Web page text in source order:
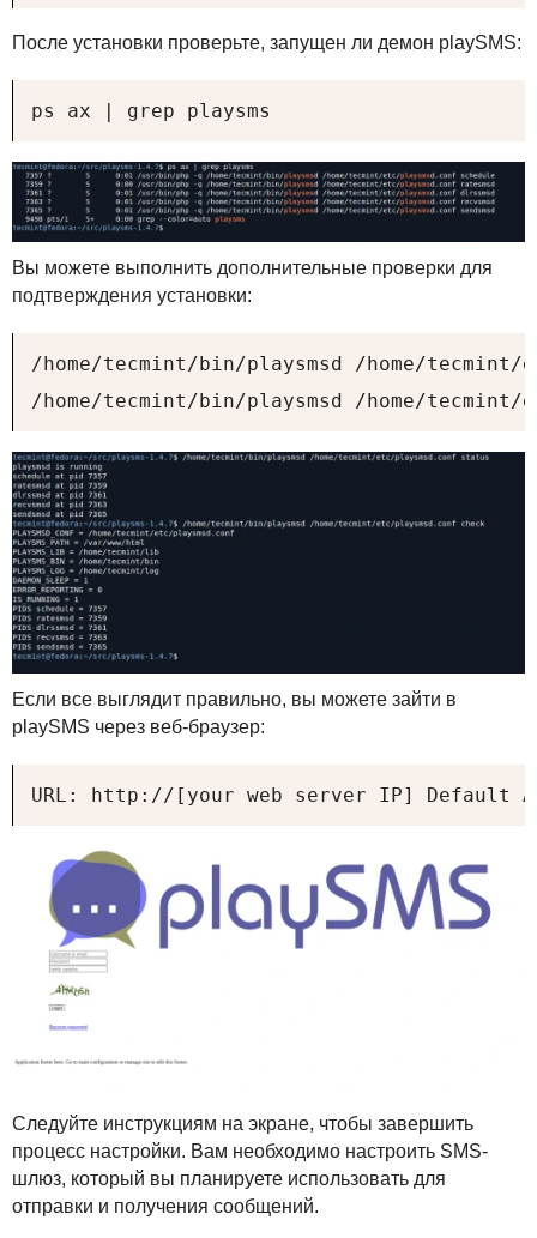
После установки проверьте, запущен ли демон playSMS:
ps ax | grep playsms
Вы можете выполнить дополнительные проверки для
подтверждения установки:
/home/tecmint/bin/playsmsd /home/
/home/tecmint/bin/playsmsd /home/tecmint/
Если все выглядит правильно, вы можете зайти в
playSMS через веб-браузер:
URL: http://[your web server IP] Default
Следуйте инструкциям на экране, чтобы завершить
процесс настройки. Вам необходимо настроить SMS-
шлюз, который вы планируете использовать для
отправки и получения сообщений.